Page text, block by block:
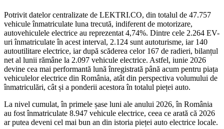
Potrivit datelor centralizate de LEKTRI.CO, din totalul de 47.757
vehicule înmatriculate luna trecută, indiferent de motorizare,
autovehiculele electrice au reprezentat 4,74%. Dintre cele 2.264 EV-
uri înmatriculate în acest interval, 2.124 sunt autoturisme, iar 140
autoutilitare electrice, iar după scăderea celor 167 de radieri, bilanțul
net al lunii rămâne la 2.097 vehicule electrice. Astfel, iunie 2026
devine cea mai performantă lună înregistrată până acum pentru piața
vehiculelor electrice din România, atât din perspectiva volumului de
înmatriculări, cât și a ponderii acestora în totalul pieței auto.
La nivel cumulat, în primele șase luni ale anului 2026, în România
au fost înmatriculate 8.947 vehicule electrice, ceea ce arată că 2026
ar putea deveni cel mai bun an din istoria pieței auto electrice locale.